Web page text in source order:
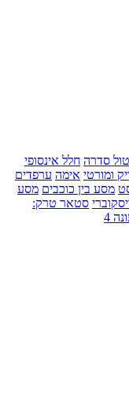
סדרה חלל אינסופי
ומורטי אימה ערפדים
מסע בין כוכבים מסע
סטאר טרק:
4